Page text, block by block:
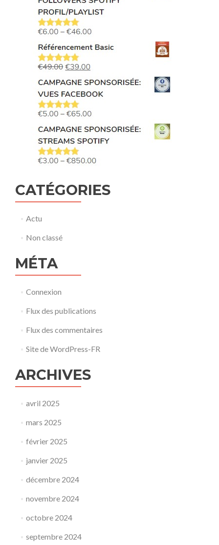
CATÉGORIES
Actu
Non classé
MÉTA
Connexion
Flux des publications
Flux des commentaires
Site de WordPress-FR
ARCHIVES
avril 2025
mars 2025
février 2025
janvier 2025
décembre 2024
novembre 2024
octobre 2024
septembre 2024